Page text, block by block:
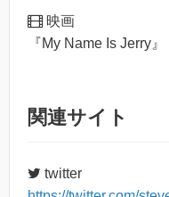
映画
『My Name Is Jerry』
関連サイト
twitter